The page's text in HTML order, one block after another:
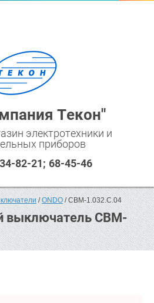
Текон"
электротехники и
приборов
82-21
68-45-46
/ ONDO / CBM-1.032.C.04
выключатель CBM-